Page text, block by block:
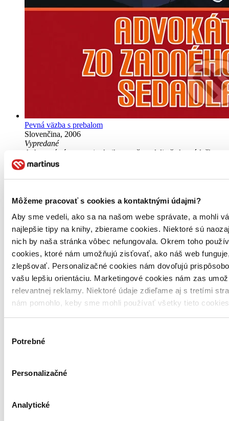
Môžeme pracovať s cookies a kontaktnými údajmi?
Aby sme vedeli, ako sa na našom webe správate, a mohli
najlepšie tipy na knihy, zbierame cookies. Niektoré sú
nich by naša stránka vôbec nefungovala. Okrem toho
cookies, ktoré nám umožňujú zisťovať, ako náš web
zlepšovať. Personalizačné cookies nám dovoľujú
vašu lepšiu orientáciu. Marketingové cookies nám zas
relevantnej reklamy. Niektoré údaje zdieľame aj s tretími
nám pomohlo, keby sme mohli používať všetky tieto
súhlasu
Potrebné
Personalizačné
Analytické
Pevná väzba s prebalom
Slovenčina, 2006
Vypredané
Ach, mrzí nás to, z tejto knihy sa už predali všetky výtlačky a
nemáme ju na sklade my ani vydavateľ :( Teoreticky však
nepredali posledné kusy.